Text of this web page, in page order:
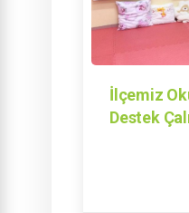
İlçemiz
Destek